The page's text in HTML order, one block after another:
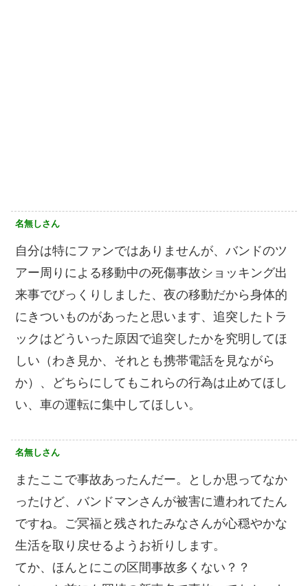
名無しさん
自分は特にファンではありませんが、バンドのツ
アー周りによる移動中の死傷事故ショッキング出
来事でびっくりしました、夜の移動だから身体的
にきついものがあったと思います、追突したトラ
ックはどういった原因で追突したかを究明してほ
しい（わき見か、それとも携帯電話を見ながら
か）、どちらにしてもこれらの行為は止めてほし
い、車の運転に集中してほしい。
名無しさん
またここで事故あったんだー。としか思ってなか
ったけど、バンドマンさんが被害に遭われてたん
ですね。ご冥福と残されたみなさんが心穏やかな
生活を取り戻せるようお祈りします。
てか、ほんとにこの区間事故多くない？？